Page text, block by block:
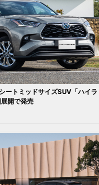
ートミッドサイズSUV「ハイラ
開で発売